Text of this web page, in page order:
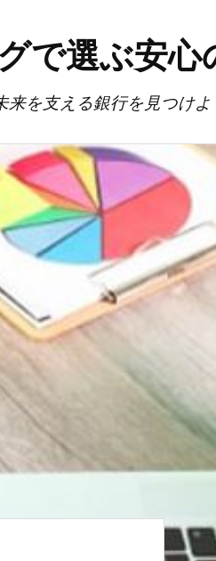
で選ぶ安
を支える銀行を見つけよ